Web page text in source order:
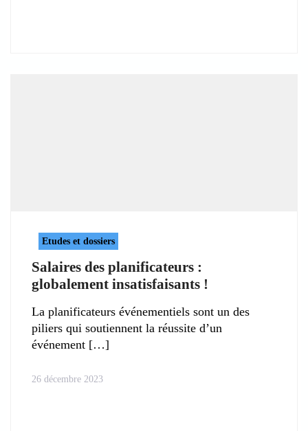
Etudes et dossiers
Salaires des planificateurs :
globalement insatisfaisants !
La planificateurs événementiels sont un des
piliers qui soutiennent la réussite d’un
événement
26 décembre 2023